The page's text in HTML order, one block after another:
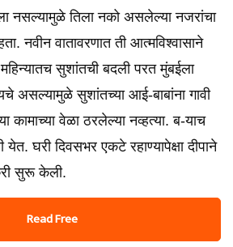
नसल्यामुळे तिला नको असलेल्या नजरांचा
नवीन वातावरणात ती आत्मविश्वासाने
सुशांतची बदली परत मुंबईला
असल्यामुळे सुशांतच्या आई-बाबांना गावी
कामाच्या वेळा ठरलेल्या नव्हत्या. ब-याच
येत. घरी दिवसभर एकटे रहाण्यापेक्षा दीपाने
सुरू केली.
Read Free